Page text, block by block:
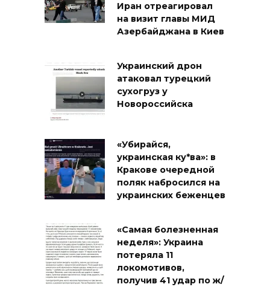
Иран отреагировал
на визит главы МИД
Азербайджана в Киев
Украинский дрон
атаковал турецкий
сухогруз у
Новороссийска
«Убирайся,
украинская ку*ва»: в
Кракове очередной
поляк набросился на
украинских беженцев
«Самая болезненная
неделя»: Украина
потеряла 11
локомотивов,
получив 41 удар по ж/